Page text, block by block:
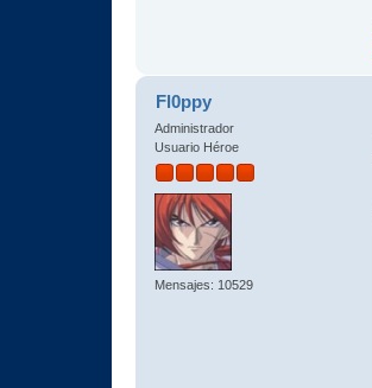
Fl0ppy
Administrador
Usuario Héroe
Mensajes: 10529